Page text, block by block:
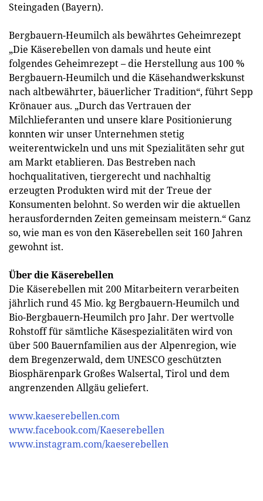
Steingaden (Bayern).
Bergbauern-Heumilch als bewährtes Geheimrezept
„Die Käserebellen von damals und heute eint
folgendes Geheimrezept – die Herstellung aus 100 %
Bergbauern-Heumilch und die Käsehandwerkskunst
nach altbewährter, bäuerlicher Tradition“, führt Sepp
Krönauer aus. „Durch das Vertrauen der
Milchlieferanten und unsere klare Positionierung
konnten wir unser Unternehmen stetig
weiterentwickeln und uns mit Spezialitäten sehr gut
am Markt etablieren. Das Bestreben nach
hochqualitativen, tiergerecht und nachhaltig
erzeugten Produkten wird mit der Treue der
Konsumenten belohnt. So werden wir die aktuellen
herausfordernden Zeiten gemeinsam meistern.“ Ganz
so, wie man es von den Käserebellen seit 160 Jahren
gewohnt ist.
Über die Käserebellen
Die Käserebellen mit 200 Mitarbeitern verarbeiten
jährlich rund 45 Mio. kg Bergbauern-Heumilch und
Bio-Bergbauern-Heumilch pro Jahr. Der wertvolle
Rohstoff für sämtliche Käsespezialitäten wird von
über 500 Bauernfamilien aus der Alpenregion, wie
dem Bregenzerwald, dem UNESCO geschützten
Biosphärenpark Großes Walsertal, Tirol und dem
angrenzenden Allgäu geliefert.
www.kaeserebellen.com
www.facebook.com/Kaeserebellen
www.instagram.com/kaeserebellen